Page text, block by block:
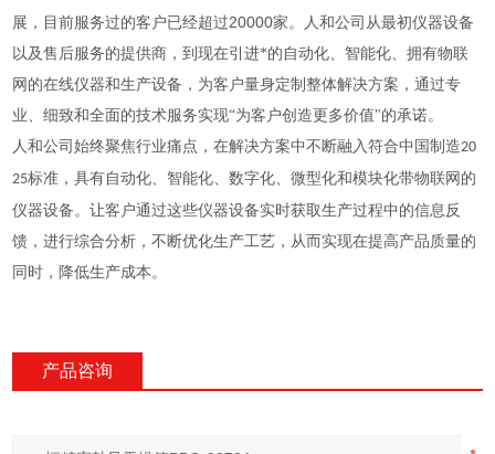
展，目前服务过的客户已经超过20000家。人和公司从最初仪器设备
以及售后服务的提供商，到现在引进*的自动化、智能化、拥有物联
网的在线仪器和生产设备，为客户量身定制整体解决方案，通过专
业、细致和全面的技术服务实现“为客户创造更多价值"的承诺。
人和公司始终聚焦行业痛点，在解决方案中不断融入符合中国制造20
25标准，具有自动化、智能化、数字化、微型化和模块化带物联网的
仪器设备。让客户通过这些仪器设备实时获取生产过程中的信息反
馈，进行综合分析，不断优化生产工艺，从而实现在提高产品质量的
同时，降低生产成本。
产品咨询